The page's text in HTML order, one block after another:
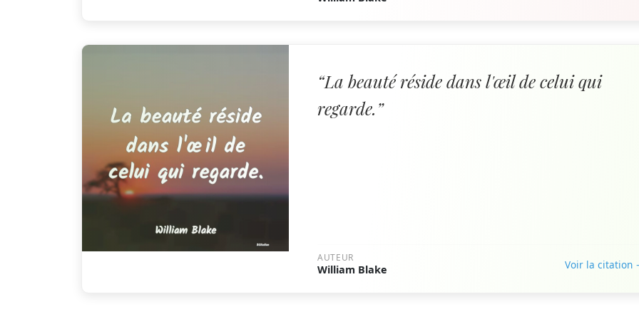
“La beauté réside dans l'œil de celui qui
regarde.”
AUTEUR
William Blake Voir la citation